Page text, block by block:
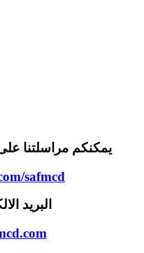
يمكنكم مراسلتنا
safmcd
البريد